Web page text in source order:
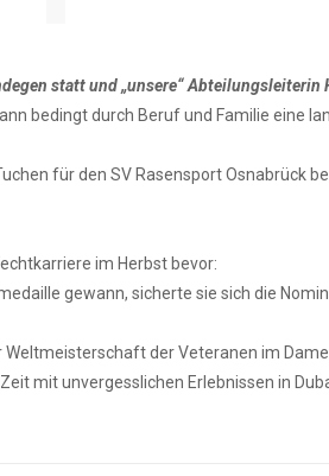
stattund „unsere“ Abteilungsleiterin
bedingt durch Beruf und Familie eine
für den SV Rasensport Osnabrück
im Herbst bevor:
gewann, sicherte sie sich die
der Veteranen im
mit unvergesslichen Erlebnissen in